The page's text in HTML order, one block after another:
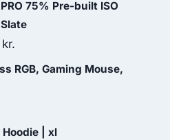
kr..
75% Pre-built ISO
kr.
price
RGB, Gaming Mouse,
Hoodie | xl